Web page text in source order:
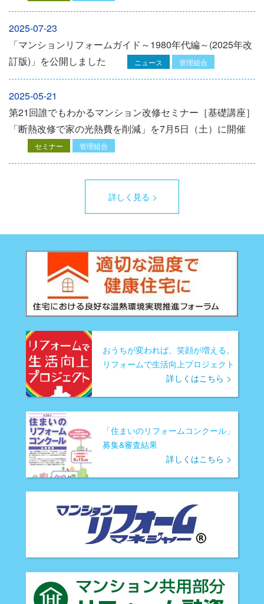
2025-07-23
「マンションリフォームガイド～1980年代編～(2025年改
訂版)」を公開しました
ニュース 管理組合
2025-05-21
第21回誰でもわかるマンション改修セミナー［基礎講座］
「断熱改修で家の光熱費を削減」を7月5日（土）に開催
セミナー 管理組合
詳しく見る
おうちが変われば、笑顔が増える。
リフォームで生活向上プロジェクト
詳しくはこちら
「住まいのリフォームコンクール」
募集&審査結果
詳しくはこちら